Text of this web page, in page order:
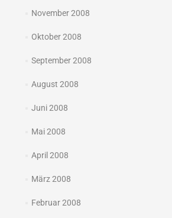
November 2008
Oktober 2008
September 2008
August 2008
Juni 2008
Mai 2008
April 2008
März 2008
Februar 2008